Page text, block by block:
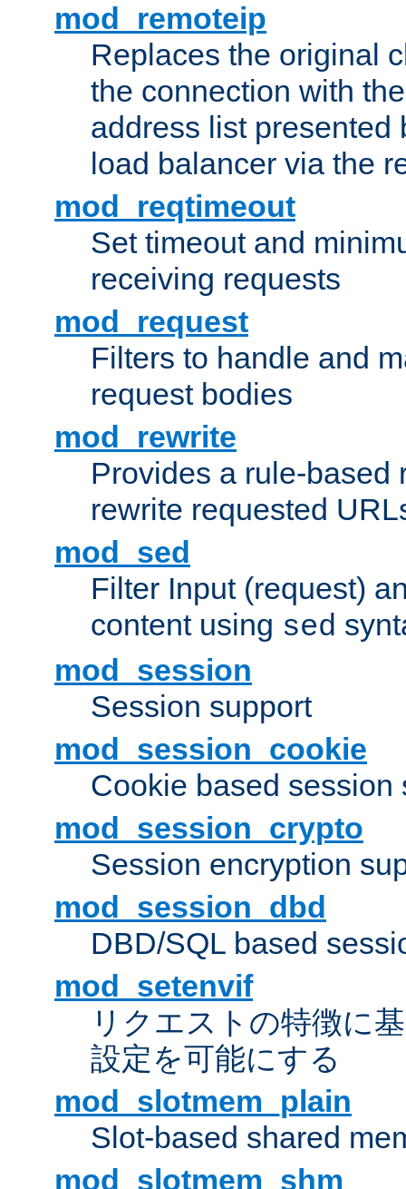
mod_remoteip
Replaces the original
the connection with
address list presented
load balancer via the
mod_reqtimeout
Set timeout and
receiving requests
mod_request
Filters to handle and
request bodies
mod_rewrite
Provides a rule-based
rewrite requested
mod_sed
Filter Input (request)
content using sed
mod_session
Session support
mod_session_cookie
Cookie based session
mod_session_crypto
Session encryption
mod_session_dbd
DBD/SQL based
mod_setenvif
リクエストの特徴に
設定を可能にする
mod_slotmem_plain
Slot-based shared
mod_slotmem_shm